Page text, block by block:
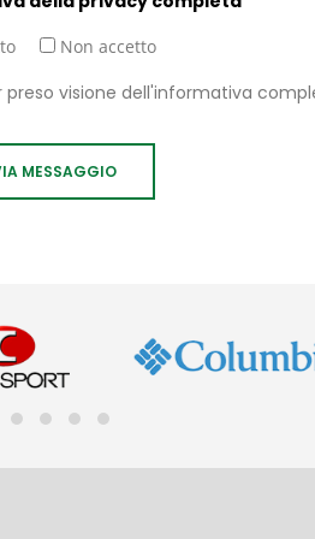
Non accetto
visione dell'informativa